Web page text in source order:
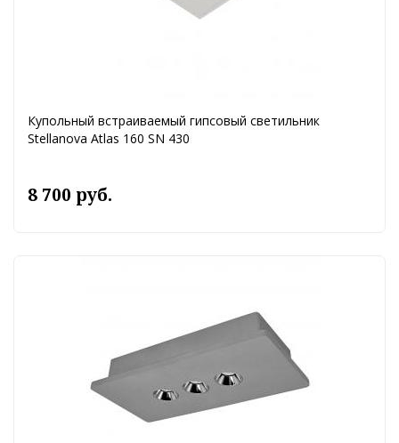
Купольный встраиваемый гипсовый светильник
Stellanova Atlas 160 SN 430
8 700 руб.